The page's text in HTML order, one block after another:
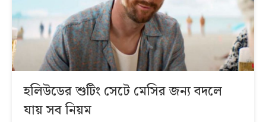
হলিউডের শুটিং সেটে মেসির জন্য বদলে
যায় সব নিয়ম